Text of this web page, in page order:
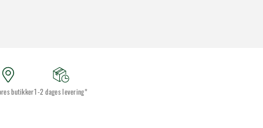
butikker 1-2 dages levering*